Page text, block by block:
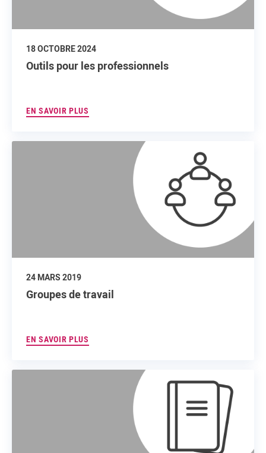
18 OCTOBRE 2024
Outils pour les professionnels
EN SAVOIR PLUS
24 MARS 2019
Groupes de travail
EN SAVOIR PLUS